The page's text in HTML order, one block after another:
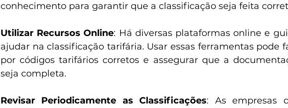
conhecimento para garantir que a classificação seja feita
Utilizar Recursos Online: Há diversas plataformas online e
ajudar na classificação tarifária. Usar essas ferramentas pode
por códigos tarifários corretos e assegurar que a
seja completa.
Revisar Periodicamente as Classificações: As empresas